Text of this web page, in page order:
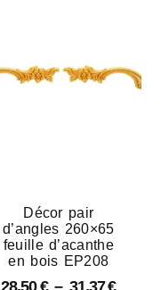
Décor pair
d’angles 260×65
feuille d’acanthe
en bois EP208
28,50€ – 31,37€